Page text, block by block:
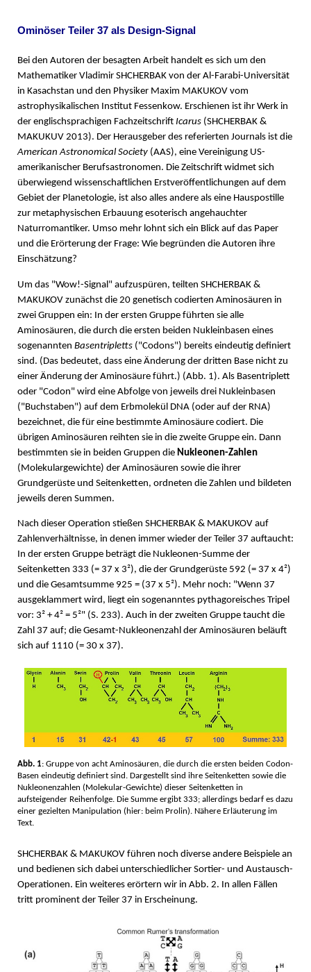
Ominöser Teiler 37 als Design-Signal
Bei den Autoren der besagten Arbeit handelt es sich um den
Mathematiker Vladimir SHCHERBAK von der Al-Farabi-Universität
in Kasachstan und den Physiker Maxim MAKUKOV vom
astrophysikalischen Institut Fessenkow. Erschienen ist ihr Werk in
der englischsprachigen Fachzeitschrift Icarus(SHCHERBAK &
MAKUKUV 2013). Der Herausgeber des referierten Journals ist die
American Astronomical Society(AAS), eine Vereinigung US-
amerikanischer Berufsastronomen. Die Zeitschrift widmet sich
überwiegend wissenschaftlichen Erstveröffentlichungen auf dem
Gebiet der Planetologie, ist also alles andere als eine Hauspostille
zur metaphysischen Erbauung esoterisch angehauchter
Naturromantiker. Umso mehr lohnt sich ein Blick auf das Paper
und die Erörterung der Frage: Wie begründen die Autoren ihre
Einschätzung?
Um das "Wow!-Signal" aufzuspüren, teilten SHCHERBAK &
MAKUKOV zunächst die 20 genetisch codierten Aminosäuren in
zwei Gruppen ein: In der ersten Gruppe führten sie alle
Aminosäuren, die durch die ersten beiden Nukleinbasen eines
sogenannten Basentripletts("Codons") bereits eindeutig definiert
sind. (Das bedeutet, dass eine Änderung der dritten Base nicht zu
einer Änderung der Aminosäure führt.) (Abb. 1). Als Basentriplett
oder "Codon" wird eine Abfolge von jeweils drei Nukleinbasen
("Buchstaben") auf dem Erbmolekül DNA (oder auf der RNA)
bezeichnet, die für eine bestimmte Aminosäure codiert. Die
übrigen Aminosäuren reihten sie in die zweite Gruppe ein. Dann
bestimmten sie in beiden Gruppen die Nukleonen-Zahlen
(Molekulargewichte) der Aminosäuren sowie die ihrer
Grundgerüste und Seitenketten, ordneten die Zahlen und bildeten
jeweils deren Summen.
Nach dieser Operation stießen SHCHERBAK & MAKUKOV auf
Zahlenverhältnisse, in denen immer wieder der Teiler 37 auftaucht:
In der ersten Gruppe beträgt die Nukleonen-Summe der
Seitenketten 333 (= 37 x 3²), die der Grundgerüste 592 (= 37 x 4²)
und die Gesamtsumme 925 = (37 x 5²). Mehr noch: "Wenn 37
ausgeklammert wird, liegt ein sogenanntes pythagoreisches Tripel
vor: 3² + 4² = 5²" (S. 233). Auch in der zweiten Gruppe taucht die
Zahl 37 auf; die Gesamt-Nukleonenzahl der Aminosäuren beläuft
sich auf 1110 (= 30 x 37).
Abb. 1: Gruppe von acht Aminosäuren, die durch die ersten beiden Codon-
Basen eindeutig definiert sind. Dargestellt sind ihre Seitenketten sowie die
Nukleonenzahlen (Molekular-Gewichte) dieser Seitenketten in
aufsteigender Reihenfolge. Die Summe ergibt 333; allerdings bedarf es dazu
einer gezielten Manipulation (hier: beim Prolin). Nähere Erläuterung im
Text.
SHCHERBAK & MAKUKOV führen noch diverse andere Beispiele an
und bedienen sich dabei unterschiedlicher Sortier- und Austausch-
Operationen. Ein weiteres erörtern wir in Abb. 2. In allen Fällen
tritt prominent der Teiler 37 in Erscheinung.